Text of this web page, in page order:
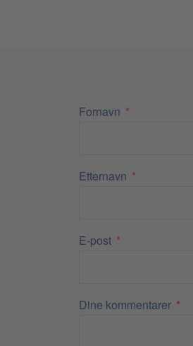
Fornavn
Etternavn
E-post
Dine kommentarer